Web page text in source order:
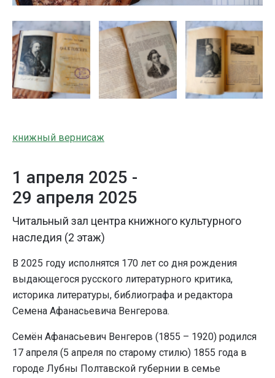
книжный вернисаж
1 апреля 2025 -
29 апреля 2025
Читальный зал центра книжного культурного
наследия (2 этаж)
В 2025 году исполнятся 170 лет со дня рождения
выдающегося русского литературного критика,
историка литературы, библиографа и редактора
Семена Афанасьевича Венгерова.
Семён Афанасьевич Венгеров (1855 – 1920) родился
17 апреля (5 апреля по старому стилю) 1855 года в
городе Лубны Полтавской губернии в семье